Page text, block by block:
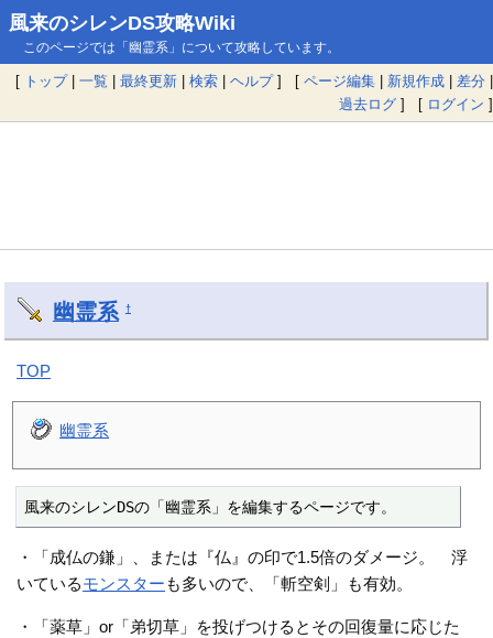
風来のシレンDS攻略Wiki
このページでは「幽霊系」について攻略しています。
[ トップ| 一覧 | 最終更新 | 検索 | ヘルプ] [ ページ編集 | 新規作成 | 差分 |
過去ログ ] [ ログイン ]
幽霊系 †
TOP
幽霊系
風来のシレンDSの「幽霊系」を編集するページです。
・「成仏の鎌」、または『仏』の印で1.5倍のダメージ。 浮
いているモンスターも多いので、「斬空剣」も有効。
・「薬草」or「弟切草」を投げつけるとその回復量に応じた